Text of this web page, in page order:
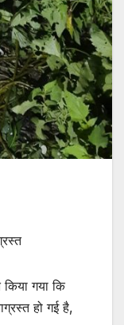
गया कि
हो गई है,